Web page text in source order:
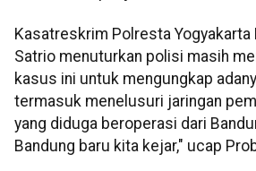
Kasatreskrim Polresta
Satrio menuturkan polisi masih
kasus ini untuk mengungkap
termasuk menelusuri jaringan
yang diduga beroperasi dari
Bandung baru kita kejar," ucap